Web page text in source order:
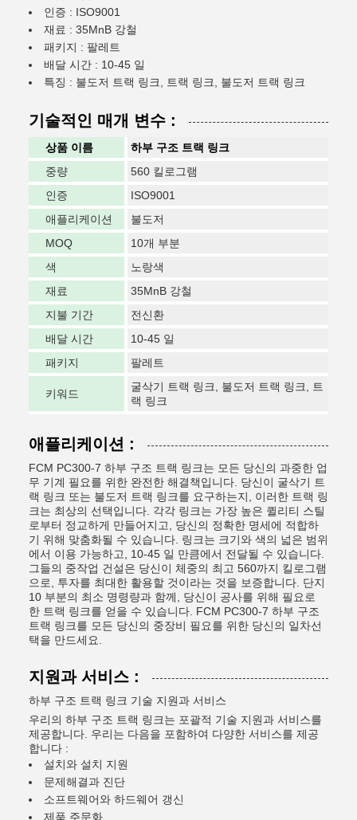
인증 : ISO9001
재료 : 35MnB 강철
패키지 : 팔레트
배달 시간 : 10-45 일
특징 : 불도저 트랙 링크, 트랙 링크, 불도저 트랙 링크
기술적인 매개 변수 :
상품 이름
하부 구조 트랙 링크
중량
560 킬로그램
인증
ISO9001
애플리케이션
불도저
MOQ
10개 부분
색
노랑색
재료
35MnB 강철
지불 기간
전신환
배달 시간
10-45 일
패키지
팔레트
키워드
굴삭기 트랙 링크, 불도저 트랙 링크, 트
랙 링크
애플리케이션 :
FCM PC300-7 하부 구조 트랙 링크는 모든 당신의 과중한 업
무 기계 필요를 위한 완전한 해결책입니다. 당신이 굴삭기 트
랙 링크 또는 불도저 트랙 링크를 요구하는지, 이러한 트랙 링
크는 최상의 선택입니다. 각각 링크는 가장 높은 퀼리티 스틸
로부터 정교하게 만들어지고, 당신의 정확한 명세에 적합하
기 위해 맞춤화될 수 있습니다. 링크는 크기와 색의 넓은 범위
에서 이용 가능하고, 10-45 일 만큼에서 전달될 수 있습니다.
그들의 중작업 건설은 당신이 체중의 최고 560까지 킬로그램
으로, 투자를 최대한 활용할 것이라는 것을 보증합니다. 단지
10 부분의 최소 명령량과 함께, 당신이 공사를 위해 필요로
한 트랙 링크를 얻을 수 있습니다. FCM PC300-7 하부 구조
트랙 링크를 모든 당신의 중장비 필요를 위한 당신의 일차선
택을 만드세요.
지원과 서비스 :
하부 구조 트랙 링크 기술 지원과 서비스
우리의 하부 구조 트랙 링크는 포괄적 기술 지원과 서비스를
제공합니다. 우리는 다음을 포함하여 다양한 서비스를 제공
합니다 :
설치와 설치 지원
문제해결과 진단
소프트웨어와 하드웨어 갱신
제품 주문화